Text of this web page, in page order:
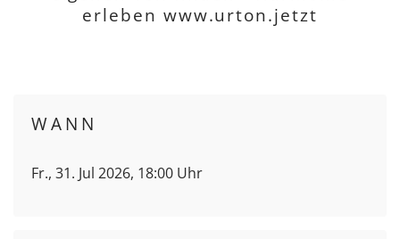
erleben www.urton.jetzt
WANN
Fr., 31. Jul 2026, 18:00 Uhr